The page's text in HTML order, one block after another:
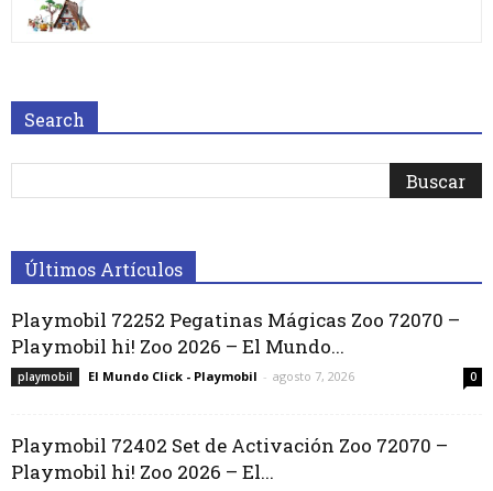
Search
Últimos Artículos
Playmobil 72252 Pegatinas Mágicas Zoo 72070 –
Playmobil hi! Zoo 2026 – El Mundo...
playmobil El Mundo Click - Playmobil - agosto 7, 2026 0
Playmobil 72402 Set de Activación Zoo 72070 –
Playmobil hi! Zoo 2026 – El...